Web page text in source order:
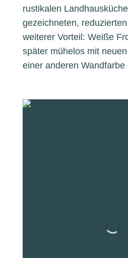
rustikalen
gezeichneten,
weiterer Vorteil: Weiße
später mühelos mit
einer anderen Wandfarbe